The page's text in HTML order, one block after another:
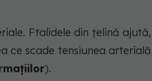
Ftalidele din țelină ajută,
ce scade tensiunea arterială
).